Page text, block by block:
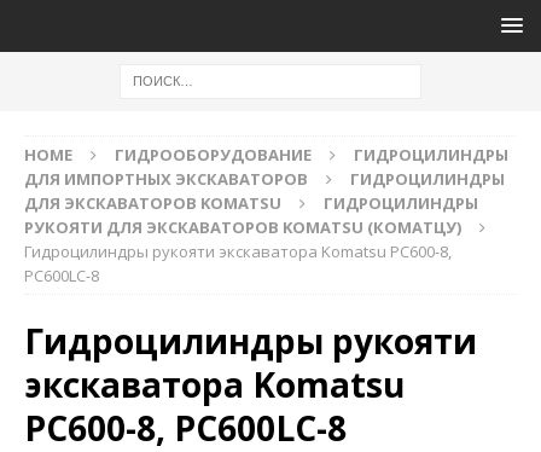
HOME ГИДРООБОРУДОВАНИЕ
ГИДРОЦИЛИНДРЫ
ДЛЯ ИМПОРТНЫХ ЭКСКАВАТОРОВ
ГИДРОЦИЛИНДРЫ
ДЛЯ ЭКСКАВАТОРОВ KOMATSU
ГИДРОЦИЛИНДРЫ
РУКОЯТИ ДЛЯ ЭКСКАВАТОРОВ KOMATSU (КОМАТЦУ)
Гидроцилиндры рукояти экскаватора Komatsu PC600-8,
PC600LC-8
Гидроцилиндры рукояти
экскаватора Komatsu
PC600-8, PC600LC-8